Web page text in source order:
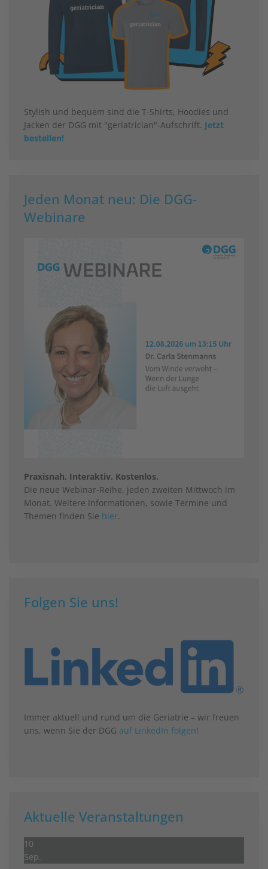
Stylish und bequem sind die T-Shirts, Hoodies und
Jacken der DGG mit "geriatrician"-Aufschrift. Jetzt
bestellen!
Jeden Monat neu: Die DGG-
Webinare
Praxisnah. Interaktiv. Kostenlos.
Die neue Webinar-Reihe, jeden zweiten Mittwoch im
Monat. Weitere Informationen, sowie Termine und
Themen finden Sie hier.
Folgen Sie uns!
Immer aktuell und rund um die Geriatrie – wir freuen
uns, wenn Sie der DGG auf LinkedIn folgen!
Aktuelle Veranstaltungen
10
Sep.